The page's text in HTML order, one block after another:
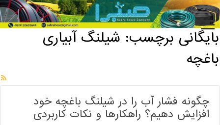
خانه / بایگانی برچسب: شیلنگ آبیاری باغچه
بایگانی برچسب: شیلنگ آبیاری
باغچه
چگونه فشار آب را در شیلنگ باغچه خود
افزایش دهیم؟ راهکارها و نکات کاربردی